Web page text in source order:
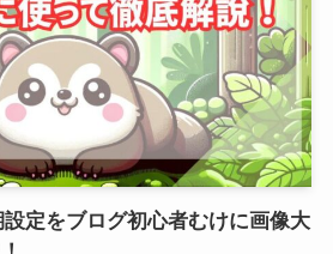
設定をブログ初心者むけに画像大